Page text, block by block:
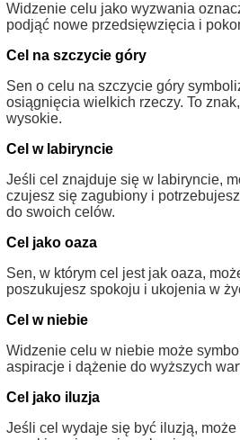
Widzenie celu jako wyzwania
podjąć nowe przedsięwzięcia i
Cel na szczycie góry
Sen o celu na szczycie góry
osiągnięcia wielkich rzeczy. To
wysokie.
Cel w labiryncie
Jeśli cel znajduje się w labiryncie,
czujesz się zagubiony i
do swoich celów.
Cel jako oaza
Sen, w którym cel jest jak oaza,
poszukujesz spokoju i ukojenia w
Cel w niebie
Widzenie celu w niebie może
aspiracje i dążenie do wyższych
Cel jako iluzja
Jeśli cel wydaje się być iluzją,